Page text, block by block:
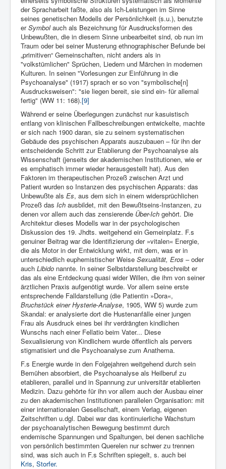
der Spracharbeit faßte, also als Ich-Leistungen im Sinne
seines genetischen Modells der Persönlichkeit (s.u.), benutzte
erSymbolauch als Bezeichnung für Ausdrucksformen des
Unbewußten, die in diesem Sinne unbearbeitet sind, ob nun im
Traum oder bei seiner Musterung ethnographischer Befunde bei
„primitiven“ Gemeinschaften, nicht anders als in
"volkstümlichen" Sprüchen, Liedern und Märchen in modernen
Kulturen. In seinen "Vorlesungen zur Einführung in die
Psychoanalyse" (1917) sprach er so von "symbolische[n]
Ausdrucksweisen": "sie liegen bereit, sie sind ein- für allemal
fertig" (WW 11: 168).[9]
Während er seine Überlegungen zunächst nur kasuistisch
entlang von klinischen Fallbeschreibungen entwickelte, machte
er sich nach 1900 daran, sie zu seinem systematischen
Gebäude des psychischen Apparats auszubauen – für ihn der
entscheidende Schritt zur Etablierung der Psychoanalyse als
Wissenschaft (jenseits der akademischen Institutionen, wie er
es emphatisch immer wieder herausgestellt hat). Aus den
Faktoren im therapeutischen Prozeß zwischen Arzt und
Patient wurden so Instanzen des psychischen Apparats: das
Unbewußte als Es, aus dem sich in einem widersprüchlichen
Prozeß das Ich ausbildet, mit den Bewußtseins-Instanzen, zu
denen vor allem auch das zensierende Über-Ich gehört. Die
Architektur dieses Modells war in der psychologischen
Diskussion des 19. Jhdts. weitgehend ein Gemeinplatz. F.s
genuiner Beitrag war die Identifizierung der »vitalen« Energie,
die als Motor in der Entwicklung wirkt, mit dem, was er in
unterschiedlich euphemistischer Weise Sexualität, Eros – oder
auch Libido nannte. In seiner Selbstdarstellung beschreibt er
das als eine Entdeckung quasi wider Willen, die ihm von seiner
ärztlichen Praxis aufgenötigt wurde. Vor allem seine erste
entsprechende Falldarstellung (die Patientin »Dora«,
Bruchstück einer Hysterie-Analyse, 1905, WW 5) wurde zum
Skandal: er analysierte dort die Hustenanfälle einer jungen
Frau als Ausdruck eines bei ihr verdrängten kindlichen
Wunschs nach einer Fellatio beim Vater... Diese
Sexualisierung von Kindlichem wurde öffentlich als pervers
stigmatisiert und die Psychoanalyse zum Anathema.
F.s Energie wurde in den Folgejahren weitgehend durch sein
Bemühen absorbiert, die Psychoanalyse als Heilberuf zu
etablieren, parallel und in Spannung zur universitär etablierten
Medizin. Dazu gehörte für ihn vor allem auch der Ausbau einer
zu den akademischen Institutionen parallelen Organisation: mit
einer internationalen Gesellschaft, einem Verlag, eigenen
Zeitschriften u.dgl. Dabei war das kontinuierliche Wachstum
der psychoanalytischen Bewegung bestimmt durch
endemische Spannungen und Spaltungen, bei denen sachliche
von persönlich bestimmten Querelen nur schwer zu trennen
sind, was sich auch in F.s Schriften spiegelt, s. auch bei
Kris, Storfer.